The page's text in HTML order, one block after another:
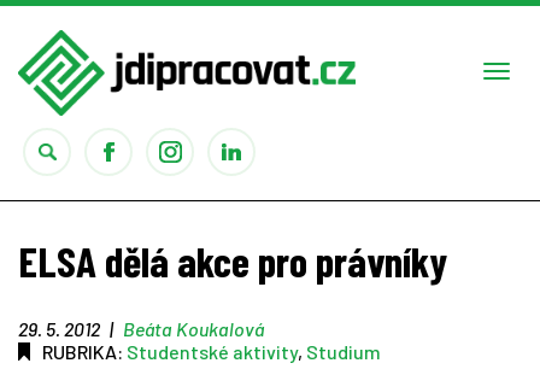
Studium
ELSA dělá akce pro právníky
29. 5. 2012 | Beáta Koukalová
RUBRIKA: Studentské aktivity, Studium